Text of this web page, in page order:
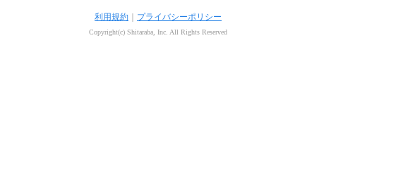
利用規約 プライバシーポリシー
Copyright(c) Shitaraba, Inc. All Rights Reserved